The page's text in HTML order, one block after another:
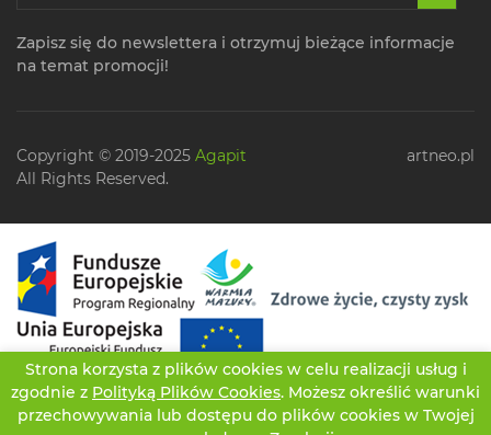
Strona korzysta z plików cookies w celu realizacji usług i
zgodnie z Polityką Plików Cookies. Możesz określić warunki
przechowywania lub dostępu do plików cookies w Twojej
Zapisz się do newslettera i otrzymuj bieżące informacje
na temat promocji!
Copyright © 2019-2025 Agapit
All Rights Reserved.
artneo.pl